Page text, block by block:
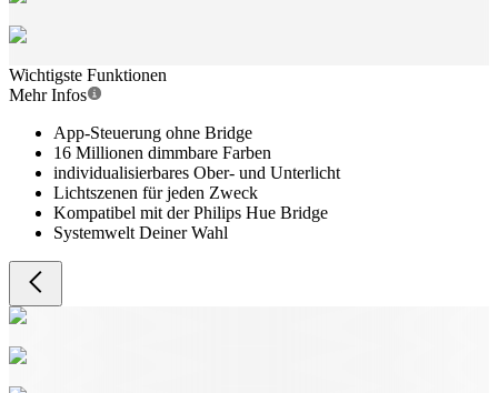
Wichtigste Funktionen
Mehr Infos
App-Steuerung ohne Bridge
16 Millionen dimmbare Farben
individualisierbares Ober- und Unterlicht
Lichtszenen für jeden Zweck
Kompatibel mit der Philips Hue Bridge
Systemwelt Deiner Wahl